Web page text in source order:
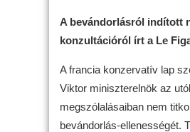
A bevándorlásról indított
konzultációról írt a Le
A francia konzervatív lap
Viktor miniszterelnök az
megszólalásaiban nem
bevándorlás-ellenességét.